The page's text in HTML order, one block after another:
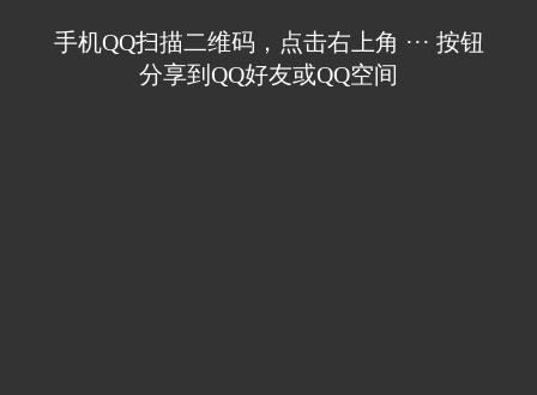
手机QQ扫描二维码，点击右上角 ··· 按钮
分享到QQ好友或QQ空间